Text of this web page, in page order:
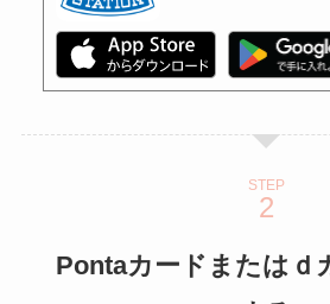
STEP
Pontaカードまたはｄ